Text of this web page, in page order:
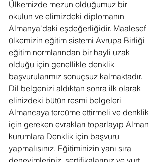
Ülkemizde mezun olduğumuz bir
okulun ve elimizdeki diplomanın
Almanya'daki eşdeğerliğidir. Maalesef
ülkemizin eğitim sistemi Avrupa Birliği
eğitim normlarından bir hayli uzak
olduğu için genellikle denklik
başvurularımız sonuçsuz kalmaktadır.
Dil belgenizi aldıktan sonra ilk olarak
elinizdeki bütün resmi belgeleri
Almancaya tercüme ettirmeli ve denklik
için gereken evrakları toparlayıp Alman
kurumlara Denklik için başvuru
yapmalısınız. Eğitiminizin yanı sıra